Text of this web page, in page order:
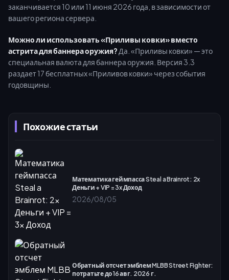
Похожие статьи
Математика геймпасса Steal a Brainrot: 2x
Деньги + VIP = 3x Доход
2026/08/05
Обратный отсчет эмблем MLBB Street Fighter:
потратьте до 16 авг. 2026 г.
заканчивается 10 или 11 июня 2026 года, в зависимости от
вашего региона сервера.
Можно ли использовать «Приливы ковки» вместо
астрита для баннера оружия? Да. «Приливы ковки» — это
специальная валюта для баннера оружия. Версия 3.3
раздает 17 бесплатных «Приливов ковки» через события
годовщины.